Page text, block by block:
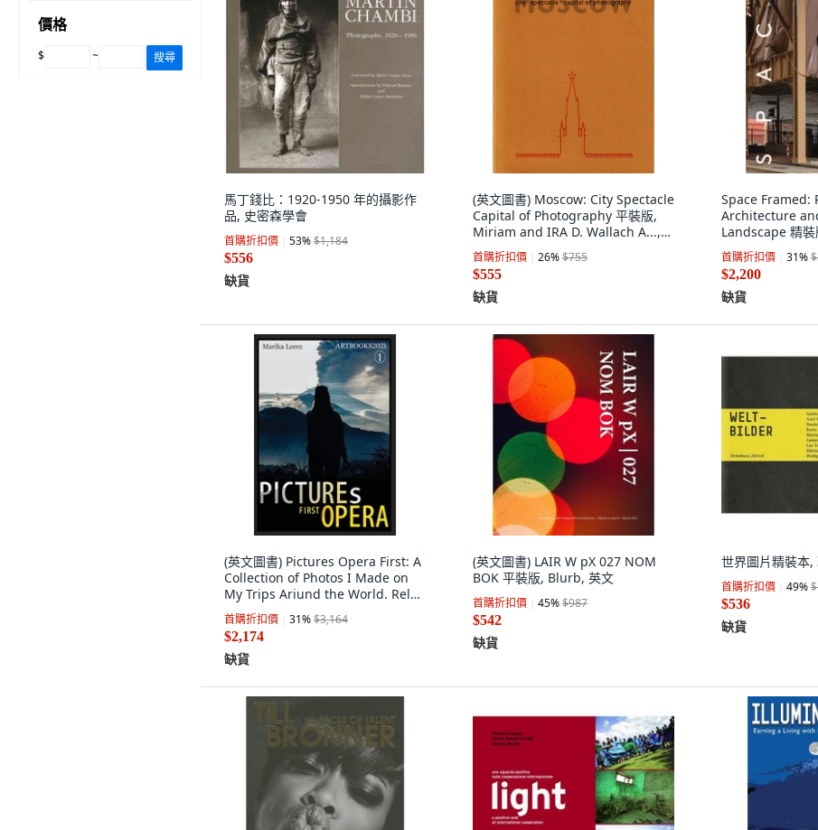
價格
$ ~ 搜尋
馬丁錢比：1920-1950 年的攝影作
品, 史密森學會
首購折扣價 53%$1,184
$556
缺貨
(英文圖書) Moscow: City Spectacle
Capital of Photography 平裝版,
Miriam and IRA D. Wallach A...,
英文
首購折扣價 26%$755
$555
缺貨
Space Framed:
Architecture
Landscape 精
Humphries
首購折扣價 31%
$2,200
缺貨
(英文圖書) Pictures Opera First: A
Collection of Photos I Made on
My Trips Ariund the World. Relax
While... 平裝版, Marika Lorez, 英
文
首購折扣價 31%$3,164
$2,174
缺貨
(英文圖書) LAIR W pX 027 NOM
BOK 平裝版, Blurb, 英文
首購折扣價 45%$987
$542
缺貨
世界圖片精裝本
首購折扣價 49%
$536
缺貨